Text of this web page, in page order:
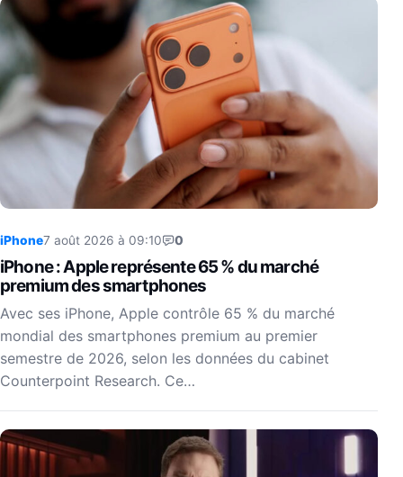
iPhone7 août 2026 à 09:10 0
iPhone : Apple représente 65 % du marché
premium des smartphones
Avec ses iPhone, Apple contrôle 65 % du marché
mondial des smartphones premium au premier
semestre de 2026, selon les données du cabinet
Counterpoint Research. Ce…